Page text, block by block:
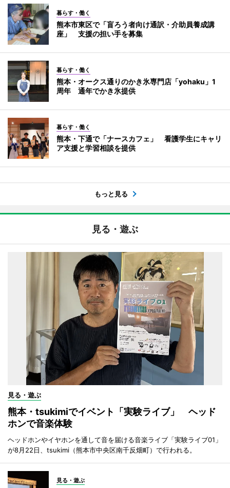
暮らす・働く
熊本市東区で「盲ろう者向け通訳・介助員養成講
座」 支援の担い手を募集
暮らす・働く
熊本・オークス通りのかき氷専門店「yohaku」1
周年 通年でかき氷提供
暮らす・働く
熊本・下通で「ナースカフェ」 看護学生にキャリ
ア支援と学習相談を提供
もっと見る
見る・遊ぶ
見る・遊ぶ
熊本・tsukimiでイベント「実験ライブ」 ヘッド
ホンで音楽体験
ヘッドホンやイヤホンを通して音を届ける音楽ライブ「実験ライブ01」
が8月22日、tsukimi（熊本市中央区南千反畑町）で行われる。
見る・遊ぶ